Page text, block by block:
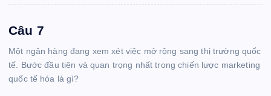
Câu 7
Một ngân hàng đang xem xét việc mở rộng sang thị trường quốc
tế. Bước đầu tiên và quan trọng nhất trong chiến lược marketing
quốc tế hóa là gì?